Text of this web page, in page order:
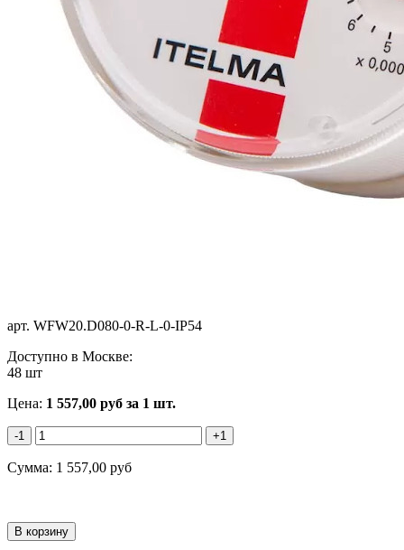
арт. WFW20.D080-0-R-L-0-IP54
Доступно в Москве:
48 шт
Цена: 1 557,00 руб за 1 шт.
-1 +1
Сумма: 1 557,00 руб